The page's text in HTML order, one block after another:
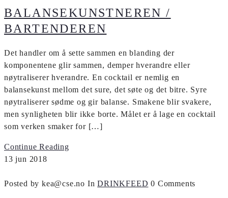
BALANSEKUNSTNEREN /
BARTENDEREN
Det handler om å sette sammen en blanding der
komponentene glir sammen, demper hverandre eller
nøytraliserer hverandre. En cocktail er nemlig en
balansekunst mellom det sure, det søte og det bitre. Syre
nøytraliserer sødme og gir balanse. Smakene blir svakere,
men synligheten blir ikke borte. Målet er å lage en cocktail
som verken smaker for […]
Continue Reading
13 jun 2018
Posted by kea@cse.no InDRINKFEED 0 Comments